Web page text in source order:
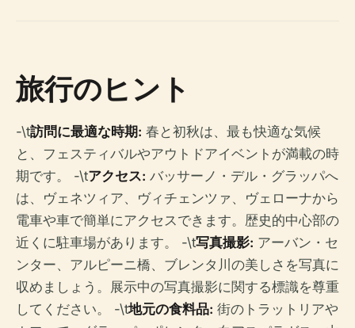
旅行のヒント
-\t訪問に最適な時期: 春と初秋は、最も快適な気候
と、フェスティバルやアウトドアイベントが満載の時
期です。 -\tアクセス: バッサーノ・デル・グラッパへ
は、ヴェネツィア、ヴィチェンツァ、ヴェローナから
電車や車で簡単にアクセスできます。歴史的中心部の
近くに駐車場があります。 -\t写真撮影: アーバン・セ
ンター、アルピーニ橋、ブレンタ川の美しさを写真に
収めましょう。展示中の写真撮影に関する標識を尊重
してください。 -\t地元の食料品: 街のトラットリアや